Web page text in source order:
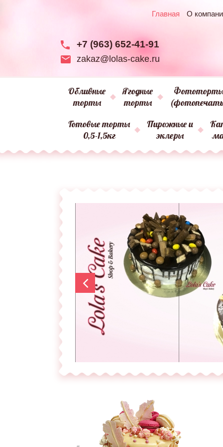
Главная О
+7 (963) 652-41-91
zakaz@lolas-cake.ru
Обливные
торты
Ягодные
торты
Готовые торты
0,5-1,5кг
Пирожные и
эклеры